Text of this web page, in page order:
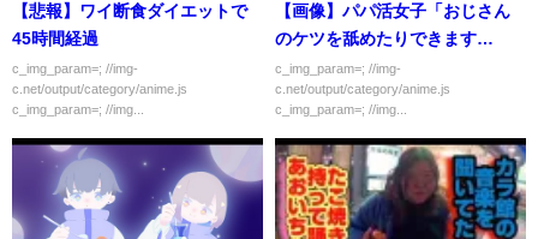
【悲報】ワイ断食ダイエットで
45時間経過
c_img_param=; //img-
c.net/output/category/anime.js
c_img_param=; //img...
【画像】パパ活女子「おじさん
のケツを舐めたりできます
か？」
c_img_param=; //img-
c.net/output/category/anime.js
c_img_param=; //img...